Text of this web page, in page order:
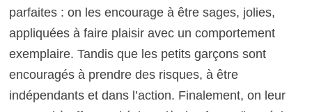
parfaites : on les encourage à être sages, jolies,
appliquées à faire plaisir avec un comportement
exemplaire. Tandis que les petits garçons sont
encouragés à prendre des risques, à être
indépendants et dans l’action. Finalement, on leur